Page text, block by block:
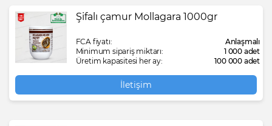
Şifalı çamur Mollagara 1000gr
FCA fiyatı:
Anlaşmalı
Minimum sipariş miktarı:
1 000 adet
Üretim kapasitesi her ay:
100 000 adet
İletişim